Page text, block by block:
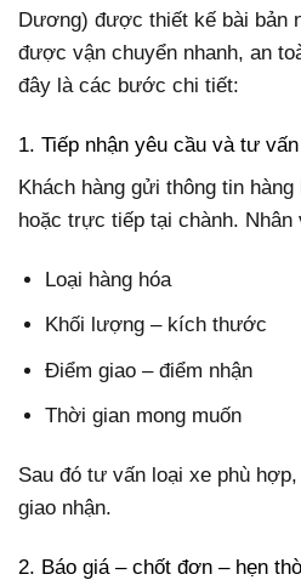
Dương) được thiết kế bài bản
được vận chuyển nhanh, an
đây là các bước chi tiết:
1. Tiếp nhận yêu cầu và tư
Khách hàng gửi thông tin
hoặc trực tiếp tại chành. Nhân
Loại hàng hóa
Khối lượng – kích thước
Điểm giao – điểm nhận
Thời gian mong muốn
Sau đó tư vấn loại xe phù
giao nhận.
2. Báo giá – chốt đơn – hẹn